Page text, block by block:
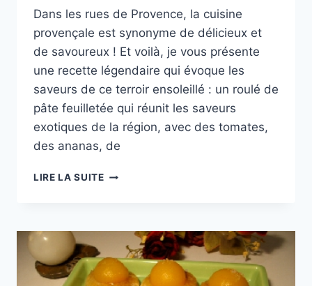
Dans les rues de Provence, la cuisine
provençale est synonyme de délicieux et
de savoureux ! Et voilà, je vous présente
une recette légendaire qui évoque les
saveurs de ce terroir ensoleillé : un roulé de
pâte feuilletée qui réunit les saveurs
exotiques de la région, avec des tomates,
des ananas, de
LIRE LA SUITECUISINE